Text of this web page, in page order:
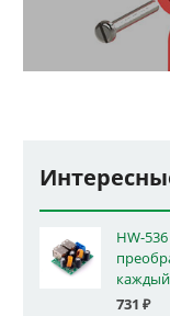
HW-
731 ₽